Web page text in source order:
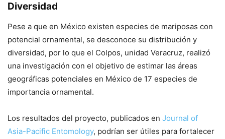
Diversidad
Pese a que en México existen especies de mariposas con
potencial ornamental, se desconoce su distribución y
diversidad, por lo que el Colpos, unidad Veracruz, realizó
una investigación con el objetivo de estimar las áreas
geográficas potenciales en México de 17 especies de
importancia ornamental.
Los resultados del proyecto, publicados en Journal of
Asia-Pacific Entomology, podrían ser útiles para fortalecer